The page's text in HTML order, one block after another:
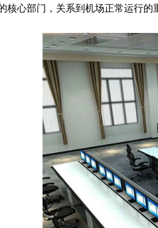
心部门，关系到机场正常运行的